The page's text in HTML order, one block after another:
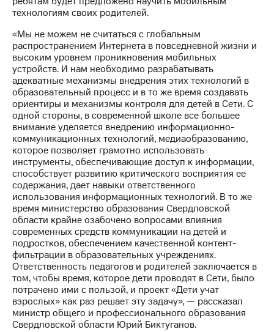
регионе
и акционерам
Корпоративное
управление
Корпоративный
секретарь
Раскрытие
информации
Информация
акционерам
Документы
ПАО
"МТС"
Собрания
акционеров
Личный
кабинет
акционера
Акционерный
капитал
Контроль
и
аудит
Рынок
акций
технологиям своих родителей.
«Мы не можем не считаться с глобальным
распространением Интернета в повседневной жизни и
высоким уровнем проникновения мобильных
устройств. И нам необходимо разрабатывать
адекватные механизмы внедрения этих технологий в
образовательный процесс и в то же время создавать
ориентиры и механизмы контроля для детей в Сети. С
одной стороны, в современной школе все большее
внимание уделяется внедрению информационно-
коммуникационных технологий, медиаобразованию,
которое позволяет грамотно использовать
инструменты, обеспечивающие доступ к информации,
способствует развитию критического восприятия ее
содержания, дает навыки ответственного
использования информационных технологий. В то же
время министерство образования Свердловской
области крайне озабочено вопросами влияния
современных средств коммуникации на детей и
подростков, обеспечением качественной контент-
фильтрации в образовательных учреждениях.
Ответственность педагогов и родителей заключается в
том, чтобы время, которое дети проводят в Сети, было
потрачено ими с пользой, и проект «Дети учат
взрослых» как раз решает эту задачу», — рассказал
министр общего и профессионального образования
Свердловской области Юрий Биктуганов.